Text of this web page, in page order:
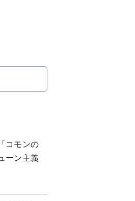
コモンの
ーン主義